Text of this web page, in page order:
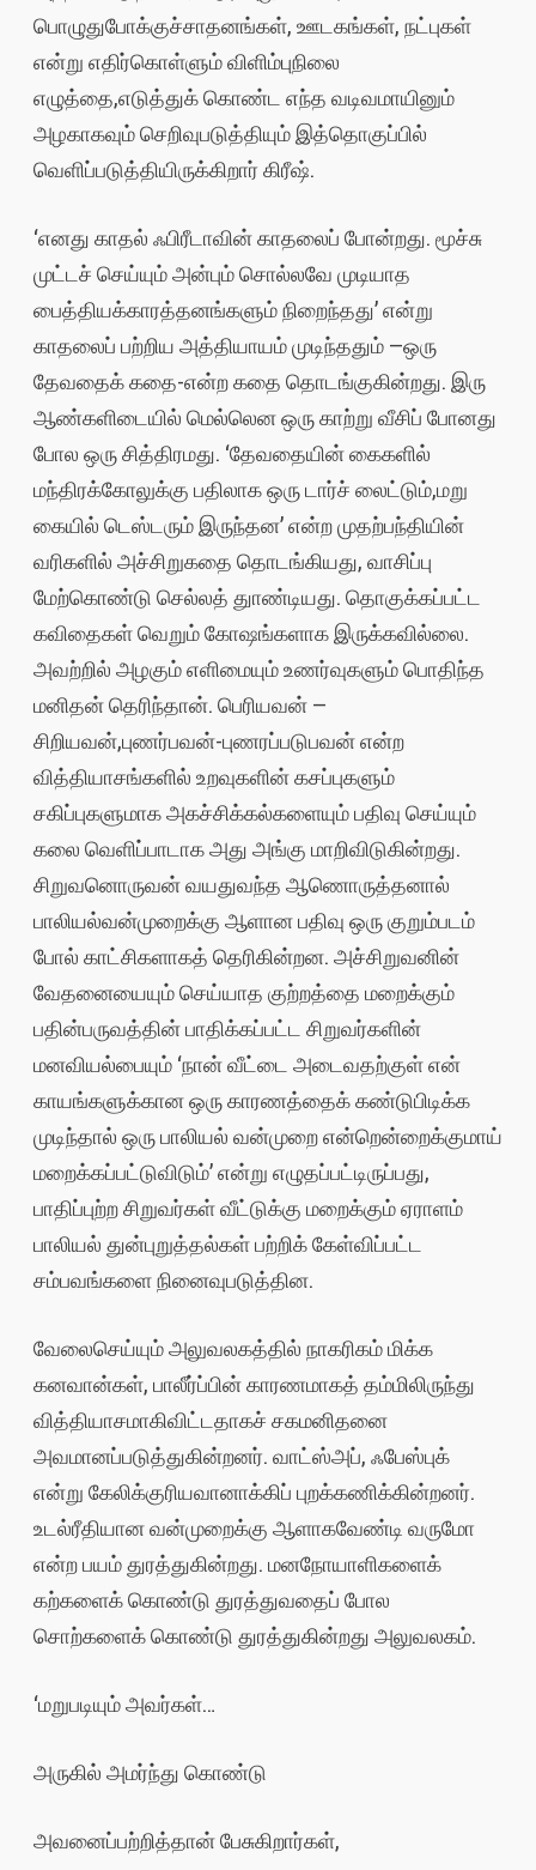
பொழுதுபோக்குச்சாதனங்கள், ஊடகங்கள், நட்புகள்
என்று எதிர்கொள்ளும் விளிம்புநிலை
எழுத்தை,எடுத்துக் கொண்ட எந்த வடிவமாயினும்
அழகாகவும் செறிவுபடுத்தியும் இத்தொகுப்பில்
வெளிப்படுத்தியிருக்கிறார் கிரீஷ்.
‘எனது காதல் ஃபிரீடாவின் காதலைப் போன்றது. மூச்சு
முட்டச் செய்யும் அன்பும் சொல்லவே முடியாத
பைத்தியக்காரத்தனங்களும் நிறைந்தது’ என்று
காதலைப் பற்றிய அத்தியாயம் முடிந்ததும் –ஒரு
தேவதைக் கதை-என்ற கதை தொடங்குகின்றது. இரு
ஆண்களிடையில் மெல்லென ஒரு காற்று வீசிப் போனது
போல ஒரு சித்திரமது. ‘தேவதையின் கைகளில்
மந்திரக்கோலுக்கு பதிலாக ஒரு டார்ச் லைட்டும்,மறு
கையில் டெஸ்டரும் இருந்தன’ என்ற முதற்பந்தியின்
வரிகளில் அச்சிறுகதை தொடங்கியது, வாசிப்பு
மேற்கொண்டு செல்லத் துாண்டியது. தொகுக்கப்பட்ட
கவிதைகள் வெறும் கோஷங்களாக இருக்கவில்லை.
அவற்றில் அழகும் எளிமையும் உணர்வுகளும் பொதிந்த
மனிதன் தெரிந்தான். பெரியவன் –
சிறியவன்,புணர்பவன்-புணரப்படுபவன் என்ற
வித்தியாசங்களில் உறவுகளின் கசப்புகளும்
சகிப்புகளுமாக அகச்சிக்கல்களையும் பதிவு செய்யும்
கலை வெளிப்பாடாக அது அங்கு மாறிவிடுகின்றது.
சிறுவனொருவன் வயதுவந்த ஆணொருத்தனால்
பாலியல்வன்முறைக்கு ஆளான பதிவு ஒரு குறும்படம்
போல் காட்சிகளாகத் தெரிகின்றன. அச்சிறுவனின்
வேதனையையும் செய்யாத குற்றத்தை மறைக்கும்
பதின்பருவத்தின் பாதிக்கப்பட்ட சிறுவர்களின்
மனவியல்பையும் ‘நான் வீட்டை அடைவதற்குள் என்
காயங்களுக்கான ஒரு காரணத்தைக் கண்டுபிடிக்க
முடிந்தால் ஒரு பாலியல் வன்முறை என்றென்றைக்குமாய்
மறைக்கப்பட்டுவிடும்’ என்று எழுதப்பட்டிருப்பது,
பாதிப்புற்ற சிறுவர்கள் வீட்டுக்கு மறைக்கும் ஏராளம்
பாலியல் துன்புறுத்தல்கள் பற்றிக் கேள்விப்பட்ட
சம்பவங்களை நினைவுபடுத்தின.
வேலைசெய்யும் அலுவலகத்தில் நாகரிகம் மிக்க
கனவான்கள், பாலீர்ப்பின் காரணமாகத் தம்மிலிருந்து
வித்தியாசமாகிவிட்டதாகச் சகமனிதனை
அவமானப்படுத்துகின்றனர். வாட்ஸ்அப், ஃபேஸ்புக்
என்று கேலிக்குரியவானாக்கிப் புறக்கணிக்கின்றனர்.
உடல்ரீதியான வன்முறைக்கு ஆளாகவேண்டி வருமோ
என்ற பயம் துரத்துகின்றது. மனநோயாளிகளைக்
கற்களைக் கொண்டு துரத்துவதைப் போல
சொற்களைக் கொண்டு துரத்துகின்றது அலுவலகம்.
‘மறுபடியும் அவர்கள்…
அருகில் அமர்ந்து கொண்டு
அவனைப்பற்றித்தான் பேசுகிறார்கள்,